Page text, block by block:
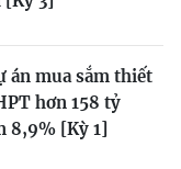
án mua sắm thiết
hơn 158 tỷ
8,9% [Kỳ 1]